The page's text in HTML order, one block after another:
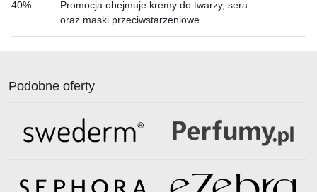
40%
Promocja obejmuje kremy do twarzy, sera
oraz maski przeciwstarzeniowe.
Podobne oferty